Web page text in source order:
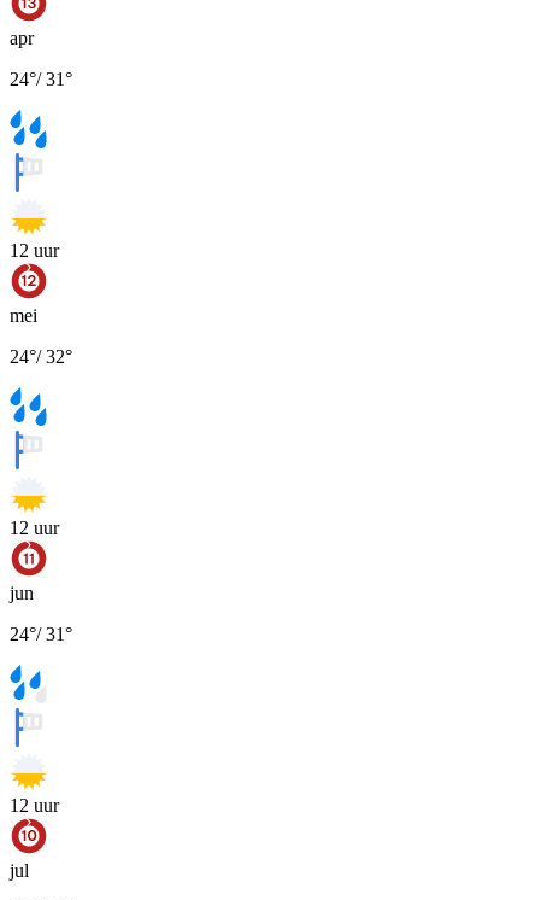
apr
24°/31°
12 uur
mei
24°/32°
12 uur
jun
24°/31°
12 uur
jul